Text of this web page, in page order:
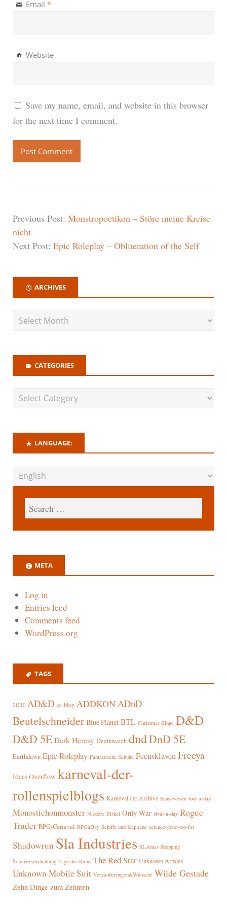
Email *
Website
Save my name, email, and website in this browser
for the next time I comment.
Previous Post: Monstropoetikon – Störe meine Kreise
nicht
Next Post: Epic Roleplay – Obliteration of the Self
ARCHIVES
CATEGORIES
LANGUAGE:
META
Log in
Entries feed
Comments feed
WordPress.org
TAGS
01010 AD&D ad-blog ADDKONADnD
Beutelschneider Blue Planet BTL Christmas Binge D&D
D&D 5E Dark Heresy Deathwatch dndDnD 5E
Earthdawn Epic Roleplay Fantastische Schuhe FeensklavenFreeya
Ideas Overflow karneval-der-
rollenspielblogs Karneval der Archive Kunstwesen loot-a-day
Monostichonmonster Niedere Zirkel Only War rival-a-day Rogue
Trader RPG-Carnival RPGaDay Schiffe und Kapitäne science-gone-too-far
Shadowrun Sla Industries SLAmas Shopping
Sommerverdichtung Tage des Ruins The Red Star Unknown Armies
Unknown Mobile Suit Verzauberungen&Wünsche Wilde Gestade
Zehn Dinge zum Zehnten